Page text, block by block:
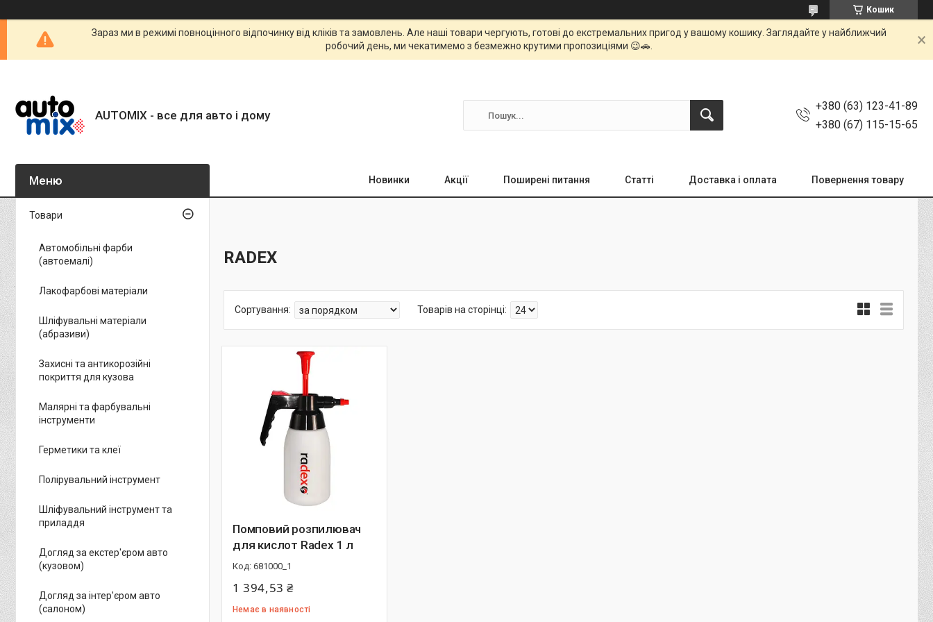
Кошик
Зараз ми в режимі повноцінного відпочинку від кліків та замовлень. Але наші товари чергують, готові до екстремальних пригод у вашому кошику. Заглядайте у найближчий
робочий день, ми чекатимемо з безмежно крутими пропозиціями 😉🚗.
AUTOMIX - все для авто і дому
+380 (63) 123-41-89
+380 (67) 115-15-65
Новинки Акції Поширені питання Статті Доставка і оплата Повернення товару
RADEX
Помповий розпилювач
для кислот Radex 1 л
681000_1
1 394,53 ₴
Немає в наявності
Товари
Автомобільні фарби
(автоемалі)
Лакофарбові матеріали
Шліфувальні матеріали
(абразиви)
Захисні та антикорозійні
покриття для кузова
Малярні та фарбувальні
інструменти
Герметики та клеї
Полірувальний інструмент
Шліфувальний інструмент та
приладдя
Догляд за екстер'єром авто
(кузовом)
Догляд за інтер'єром авто
(салоном)